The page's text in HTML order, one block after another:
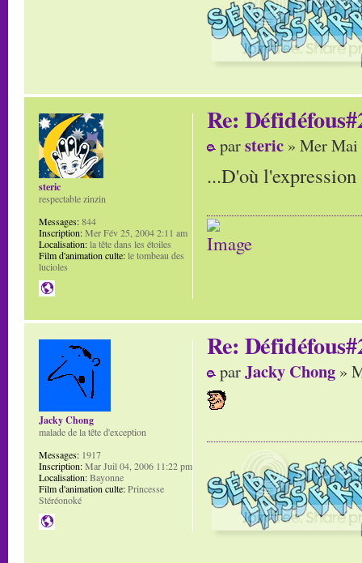
Re:
parsteric » Mer Mai
...D'où
steric
respectable zinzin
Messages:844
Inscription:Mer Fév 25, 2004 2:11 am
Localisation:la tête dans les étoiles
Film d'animation culte:le tombeau des
lucioles
Re:
parJacky Chong »
Jacky Chong
malade de la tête d'exception
Messages: 1917
Inscription:Mar Juil 04, 2006 11:22 pm
Localisation:Bayonne
Film d'animation culte:Princesse
Stéréonoké